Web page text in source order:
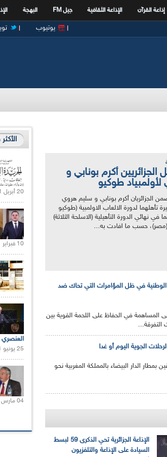
إذاعة القرآن الإذاعة الثقافية جيل FM البهجة
يوتيوب
الجزائريين أكرم بونابي و
طوكيو
الجزائريان أكرم بونابي و سليم هروي
تأهلهما لدورة الالعاب الاولمبية (طوكيو
في نهائي الدورة التأهيلية (الاسلحة الثلاثة)
(مصر)، حسب ما افادت به...
الوطنية في ظل المؤامرات التي تحاك ضد
الى المساهمة في الحفاظ على اللحمة القوية بين
الجوية اليوم أو غدا
بمطار الدار البيضاء بالمملكة المغربية نحو
الإذاعة الجزائرية تحي الذكرى 59 لبسط
السيادة على الإذاعة والتلفزيون
20 أبريل 2021 |
10 فبراير 2021 |
العنصري
25 يونيو 2021 |
04 مارس 2020 |